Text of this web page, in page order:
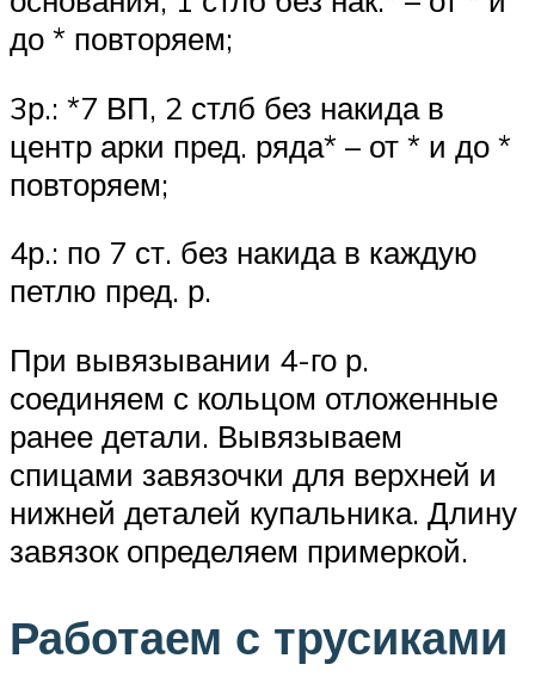
до * повторяем;
3р.: *7 ВП, 2 стлб без накида в
центр арки пред. ряда* – от * и до *
повторяем;
4р.: по 7 ст. без накида в каждую
петлю пред. р.
При вывязывании 4-го р.
соединяем с кольцом отложенные
ранее детали. Вывязываем
спицами завязочки для верхней и
нижней деталей купальника. Длину
завязок определяем примеркой.
Работаем с трусиками